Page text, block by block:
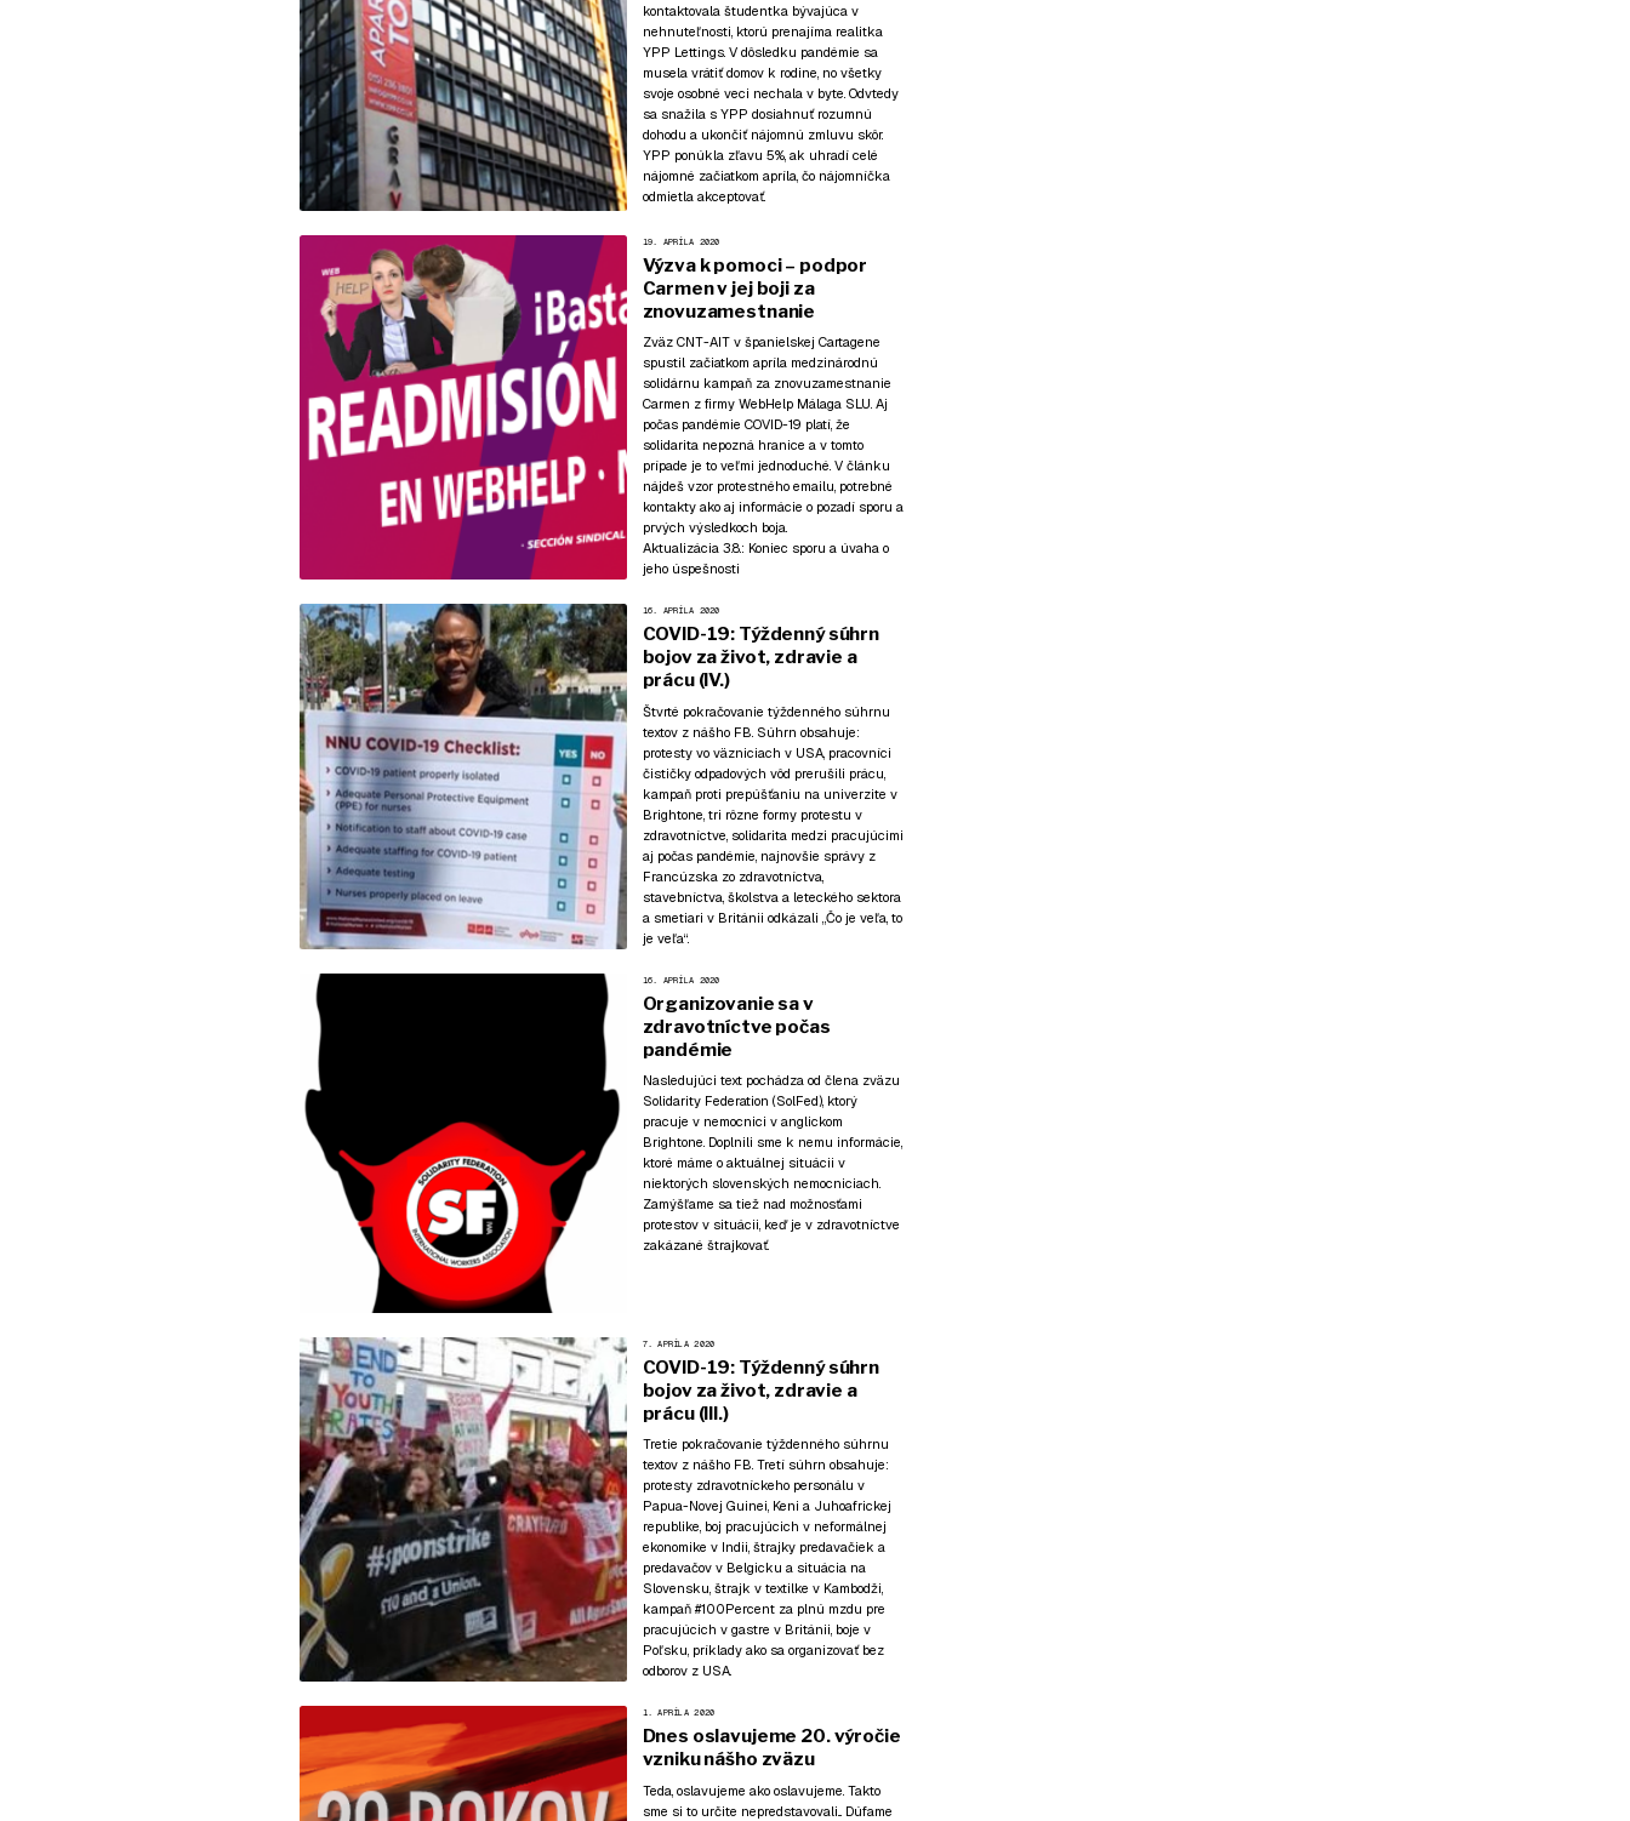
kontaktovala študentka bývajúca v
nehnuteľnosti, ktorú prenajíma realitka
YPP Lettings. V dôsledku pandémie sa
musela vrátiť domov k rodine, no všetky
svoje osobné veci nechala v byte. Odvtedy
sa snažila s YPP dosiahnuť rozumnú
dohodu a ukončiť nájomnú zmluvu skôr.
YPP ponúkla zľavu 5%, ak uhradí celé
nájomné začiatkom apríla, čo nájomníčka
odmietla akceptovať.
19. APRÍLA 2020
Výzva k pomoci – podpor
Carmen v jej boji za
znovuzamestnanie
Zväz CNT-AIT v španielskej Cartagene
spustil začiatkom apríla medzinárodnú
solidárnu kampaň za znovuzamestnanie
Carmen z firmy WebHelp Málaga SLU. Aj
počas pandémie COVID-19 platí, že
solidarita nepozná hranice a v tomto
prípade je to veľmi jednoduché. V článku
nájdeš vzor protestného emailu, potrebné
kontakty ako aj informácie o pozadí sporu a
prvých výsledkoch boja.
Aktualizácia 3.8.: Koniec sporu a úvaha o
jeho úspešnosti
16. APRÍLA 2020
COVID-19: Týždenný súhrn
bojov za život, zdravie a
prácu (IV.)
Štvrté pokračovanie týždenného súhrnu
textov z nášho FB. Súhrn obsahuje:
protesty vo väzniciach v USA, pracovníci
čističky odpadových vôd prerušili prácu,
kampaň proti prepúšťaniu na univerzite v
Brightone, tri rôzne formy protestu v
zdravotníctve, solidarita medzi pracujúcimi
aj počas pandémie, najnovšie správy z
Francúzska zo zdravotníctva,
stavebníctva, školstva a leteckého sektora
a smetiari v Británii odkázali „Čo je veľa, to
je veľa“.
16. APRÍLA 2020
Organizovanie sa v
zdravotníctve počas
pandémie
Nasledujúci text pochádza od člena zväzu
Solidarity Federation (SolFed), ktorý
pracuje v nemocnici v anglickom
Brightone. Doplnili sme k nemu informácie,
ktoré máme o aktuálnej situácii v
niektorých slovenských nemocniciach.
Zamýšľame sa tiež nad možnosťami
protestov v situácii, keď je v zdravotníctve
zakázané štrajkovať.
7. APRÍLA 2020
COVID-19: Týždenný súhrn
bojov za život, zdravie a
prácu (III.)
Tretie pokračovanie týždenného súhrnu
textov z nášho FB. Tretí súhrn obsahuje:
protesty zdravotníckeho personálu v
Papua-Novej Guinei, Keni a Juhoafrickej
republike, boj pracujúcich v neformálnej
ekonomike v Indii, štrajky predavačiek a
predavačov v Belgicku a situácia na
Slovensku, štrajk v textilke v Kambodži,
kampaň #100Percent za plnú mzdu pre
pracujúcich v gastre v Británii, boje v
Poľsku, príklady ako sa organizovať bez
odborov z USA.
1. APRÍLA 2020
Dnes oslavujeme 20. výročie
vzniku nášho zväzu
Teda, oslavujeme ako oslavujeme. Takto
sme si to určite nepredstavovali... Dúfame